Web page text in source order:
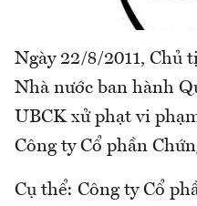
Ngày 22/8/2011, Chủ
Nhà nước ban hành
UBCK xử phạt vi
Công ty Cổ phần
Cụ thể: Công ty Cổ